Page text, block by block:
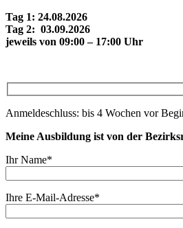
Tag 1: 24.08.2026
Tag 2: 03.09.2026
jeweils von 09:00 – 17:00 Uhr
Anmeldeschluss: bis 4 Wochen vor
Meine Ausbildung ist von der
Ihr Name*
Ihre E-Mail-Adresse*